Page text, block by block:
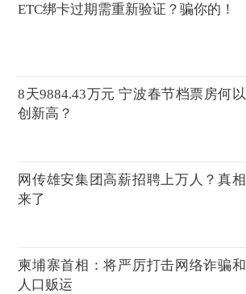
ETC绑卡过期需重新验证？骗你的！
8天9884.43万元 宁波春节档票房何以
创新高？
网传雄安集团高薪招聘上万人？真相
来了
柬埔寨首相：将严厉打击网络诈骗和
人口贩运